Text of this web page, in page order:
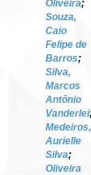
Oliveira;
Souza,
Caio
Felipe de
Barros;
Silva,
Marcos
Antônio
Vanderlei
Medeiros,
Aurielle
Silva;
Oliveira